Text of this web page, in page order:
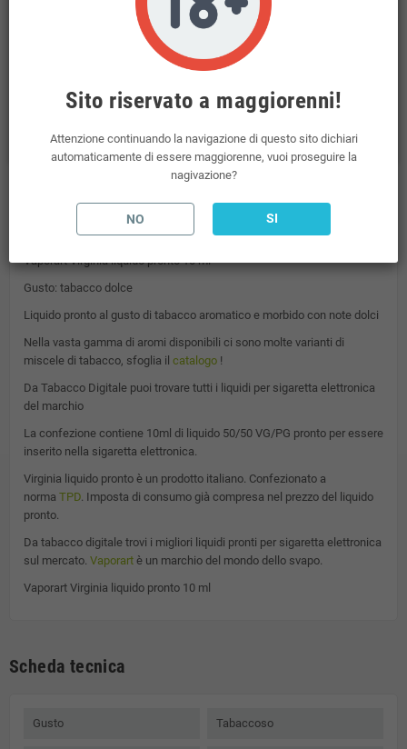
Politiche per la sicurezza
Transazioni sicure tramite il Pos Virtuale di NEXI
Politiche per le spedizioni
Il Diritto di Recesso è regolato dal D. Lgs n. 206/2005
Descrizione
Vaporart Virginia liquido pronto 10 ml
Gusto: tabacco dolce
Liquido pronto al gusto di tabacco aromatico e morbido con note dolci
Nella vasta gamma di aromi disponibili ci sono molte varianti di
miscele di tabacco, sfoglia il catalogo !
Da Tabacco Digitale puoi trovare tutti i liquidi per sigaretta elettronica
del marchio
La confezione contiene 10ml di liquido 50/50 VG/PG pronto per essere
inserito nella sigaretta elettronica.
Virginia liquido pronto è un prodotto italiano. Confezionato a
norma TPD. Imposta di consumo già compresa nel prezzo del liquido
pronto.
Da tabacco digitale trovi i migliori liquidi pronti per sigaretta elettronica
sul mercato. Vaporart è un marchio del mondo dello svapo.
Vaporart Virginia liquido pronto 10 ml
Scheda tecnica
Gusto Tabaccoso
Sito riservato a maggiorenni!
Attenzione continuando la navigazione di questo sito dichiari
automaticamente di essere maggiorenne, vuoi proseguire la
nagivazione?
NO SI